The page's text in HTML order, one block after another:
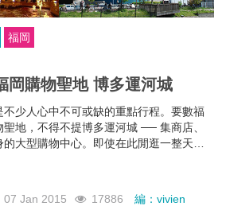
福岡
岡購物聖地 博多運河城
少人心中不可或缺的重點行程。要數福
地，不得不提博多運河城 ── 集商店、
大型購物中心。即使在此閒逛一整天，
07 Jan 2015 17886 編：vivien